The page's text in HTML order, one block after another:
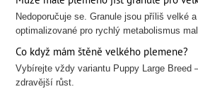
Nedoporučuje se. Granule jsou příliš velké
optimalizované pro rychlý metabolismus
Co když mám štěně velkého plemene?
Vybírejte vždy variantu Puppy Large Breed
zdravější růst.